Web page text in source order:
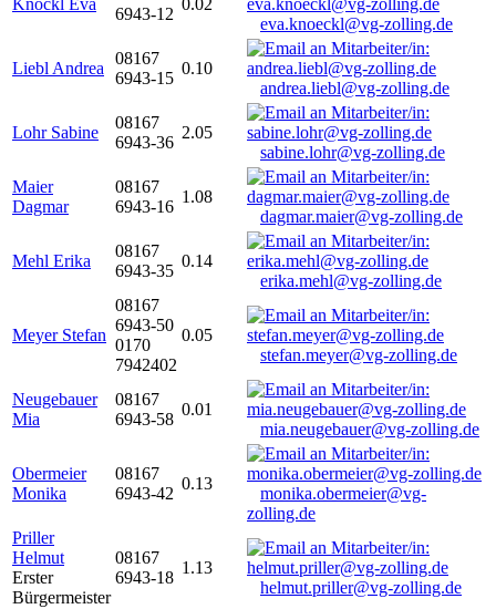
Knöckl Eva
6943-12
0.02
eva.knoeckl@vg-zolling.de
Liebl Andrea
08167
6943-15
0.10
andrea.liebl@vg-zolling.de
Lohr Sabine
08167
6943-36
2.05
sabine.lohr@vg-zolling.de
Maier
Dagmar
08167
6943-16
1.08
dagmar.maier@vg-zolling.de
Mehl Erika
08167
6943-35
0.14
erika.mehl@vg-zolling.de
Meyer Stefan
08167
6943-50
0170
7942402
0.05
stefan.meyer@vg-zolling.de
Neugebauer
Mia
08167
6943-58
0.01
mia.neugebauer@vg-zolling.de
Obermeier
Monika
08167
6943-42
0.13
monika.obermeier@vg-
zolling.de
Priller
Helmut
Erster
Bürgermeister
08167
6943-18
1.13
helmut.priller@vg-zolling.de